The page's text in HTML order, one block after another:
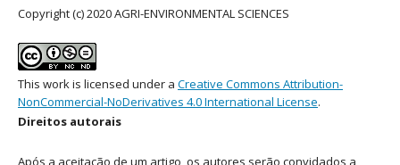
Copyright (c) 2020 AGRI-ENVIRONMENTAL SCIENCES
This work is licensed under a Creative Commons Attribution-
NonCommercial-NoDerivatives 4.0 International License.
Direitos autorais
Após a aceitação de um artigo, os autores serão convidados a